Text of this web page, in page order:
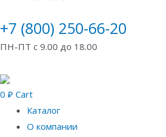
+7 (800) 250-66-20
ПН-ПТ с 9.00 до 18.00
0 ₽ Cart
Каталог
О компании